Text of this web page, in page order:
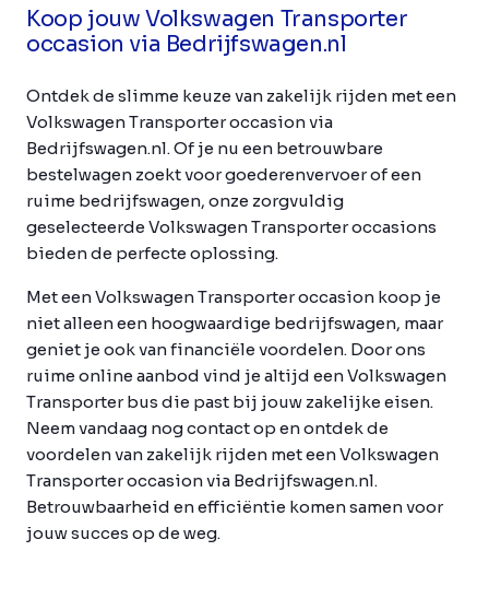
Koop jouw Volkswagen Transporter
occasion via Bedrijfswagen.nl
Ontdek de slimme keuze van zakelijk rijden met een
Volkswagen Transporter occasion via
Bedrijfswagen.nl. Of je nu een betrouwbare
bestelwagen zoekt voor goederenvervoer of een
ruime bedrijfswagen, onze zorgvuldig
geselecteerde Volkswagen Transporter occasions
bieden de perfecte oplossing.
Met een Volkswagen Transporter occasion koop je
niet alleen een hoogwaardige bedrijfswagen, maar
geniet je ook van financiële voordelen. Door ons
ruime online aanbod vind je altijd een Volkswagen
Transporter bus die past bij jouw zakelijke eisen.
Neem vandaag nog contact op en ontdek de
voordelen van zakelijk rijden met een Volkswagen
Transporter occasion via Bedrijfswagen.nl.
Betrouwbaarheid en efficiëntie komen samen voor
jouw succes op de weg.